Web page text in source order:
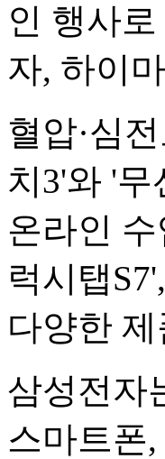
인 행사
자, 하이
혈압·심
치3'와 '
온라인
럭시탭
다양한
삼성전자
스마트폰